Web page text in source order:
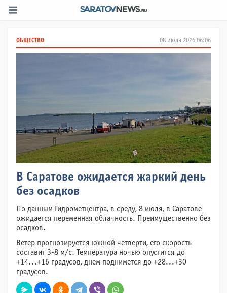
08 июля 2026 06:06
ОБЩЕСТВО
В Саратове ожидается жаркий день
без осадков
По данным Гидрометцентра, в среду, 8 июля, в Саратове
ожидается переменная облачность. Преимущественно без
осадков.
Ветер прогнозируется южной четверти, его скорость
составит 3-8 м/с. Температура ночью опустится до
+14...+16 градусов, днем поднимется до +28...+30
градусов.